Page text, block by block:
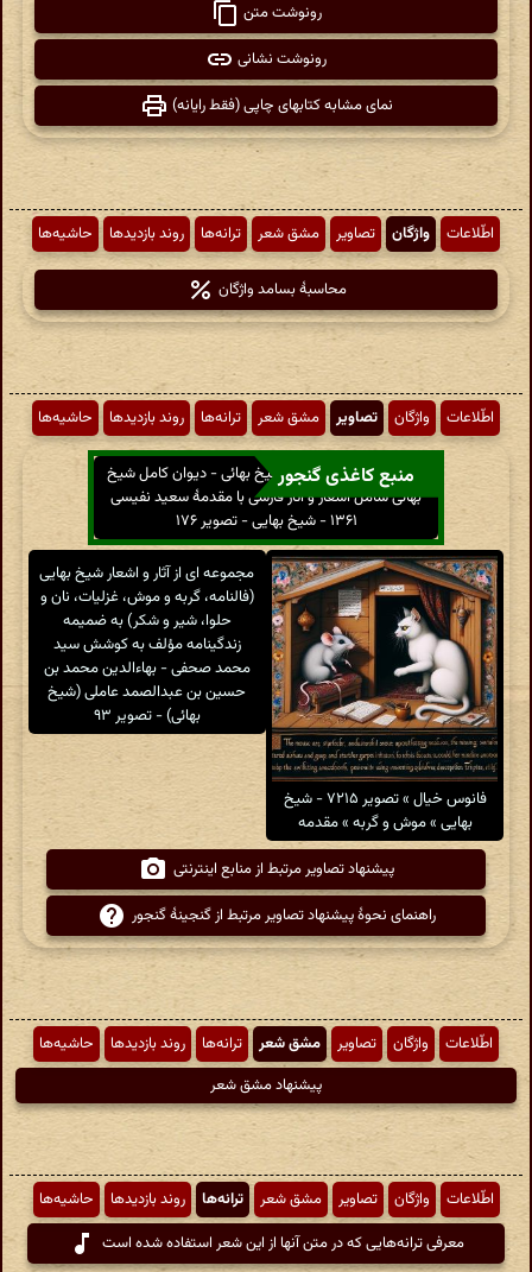
رونوشت متن
رونوشت نشانی
نمای مشابه کتابهای چاپی (فقط رایانه)
اطّلاعات واژگان تصاویر مشق شعر ترانه‌ها روند بازدیدها حاشیه‌ها
محاسبهٔ بسامد واژگان
اطّلاعات واژگان تصاویر مشق شعر ترانه‌ها روند بازدیدها حاشیه‌ها
منبع کاغذی گنجور
کلیات اشعار و آثار فارسی شیخ بهائی - دیوان کامل شیخ
بهائی شامل اشعار و آثار فارسی با مقدمهٔ سعید نفیسی
۱۳۶۱ - شیخ بهایی - تصویر ۱۷۶
فانوس خیال » تصویر ۷۲۱۵ - شیخ
بهایی » موش و گربه » مقدمه
مجموعه ای از آثار و اشعار شیخ بهایی
(فالنامه، گربه و موش، غزلیات، نان و
حلوا، شیر و شکر) به ضمیمه
زندگینامه مؤلف به کوشش سید
محمد صحفی - بهاءالدین محمد بن
حسین بن عبدالصمد عاملی (شیخ
بهائی) - تصویر ۹۳
پیشنهاد تصاویر مرتبط از منابع اینترنتی
راهنمای نحوهٔ پیشنهاد تصاویر مرتبط از گنجینهٔ گنجور
اطّلاعات واژگان تصاویر مشق شعر ترانه‌ها روند بازدیدها
حاشیه‌ها
پیشنهاد مشق شعر
اطّلاعات واژگان تصاویر مشق شعر ترانه‌ها روند بازدیدها
حاشیه‌ها
معرفی ترانه‌هایی که در متن آنها از این شعر استفاده شده است